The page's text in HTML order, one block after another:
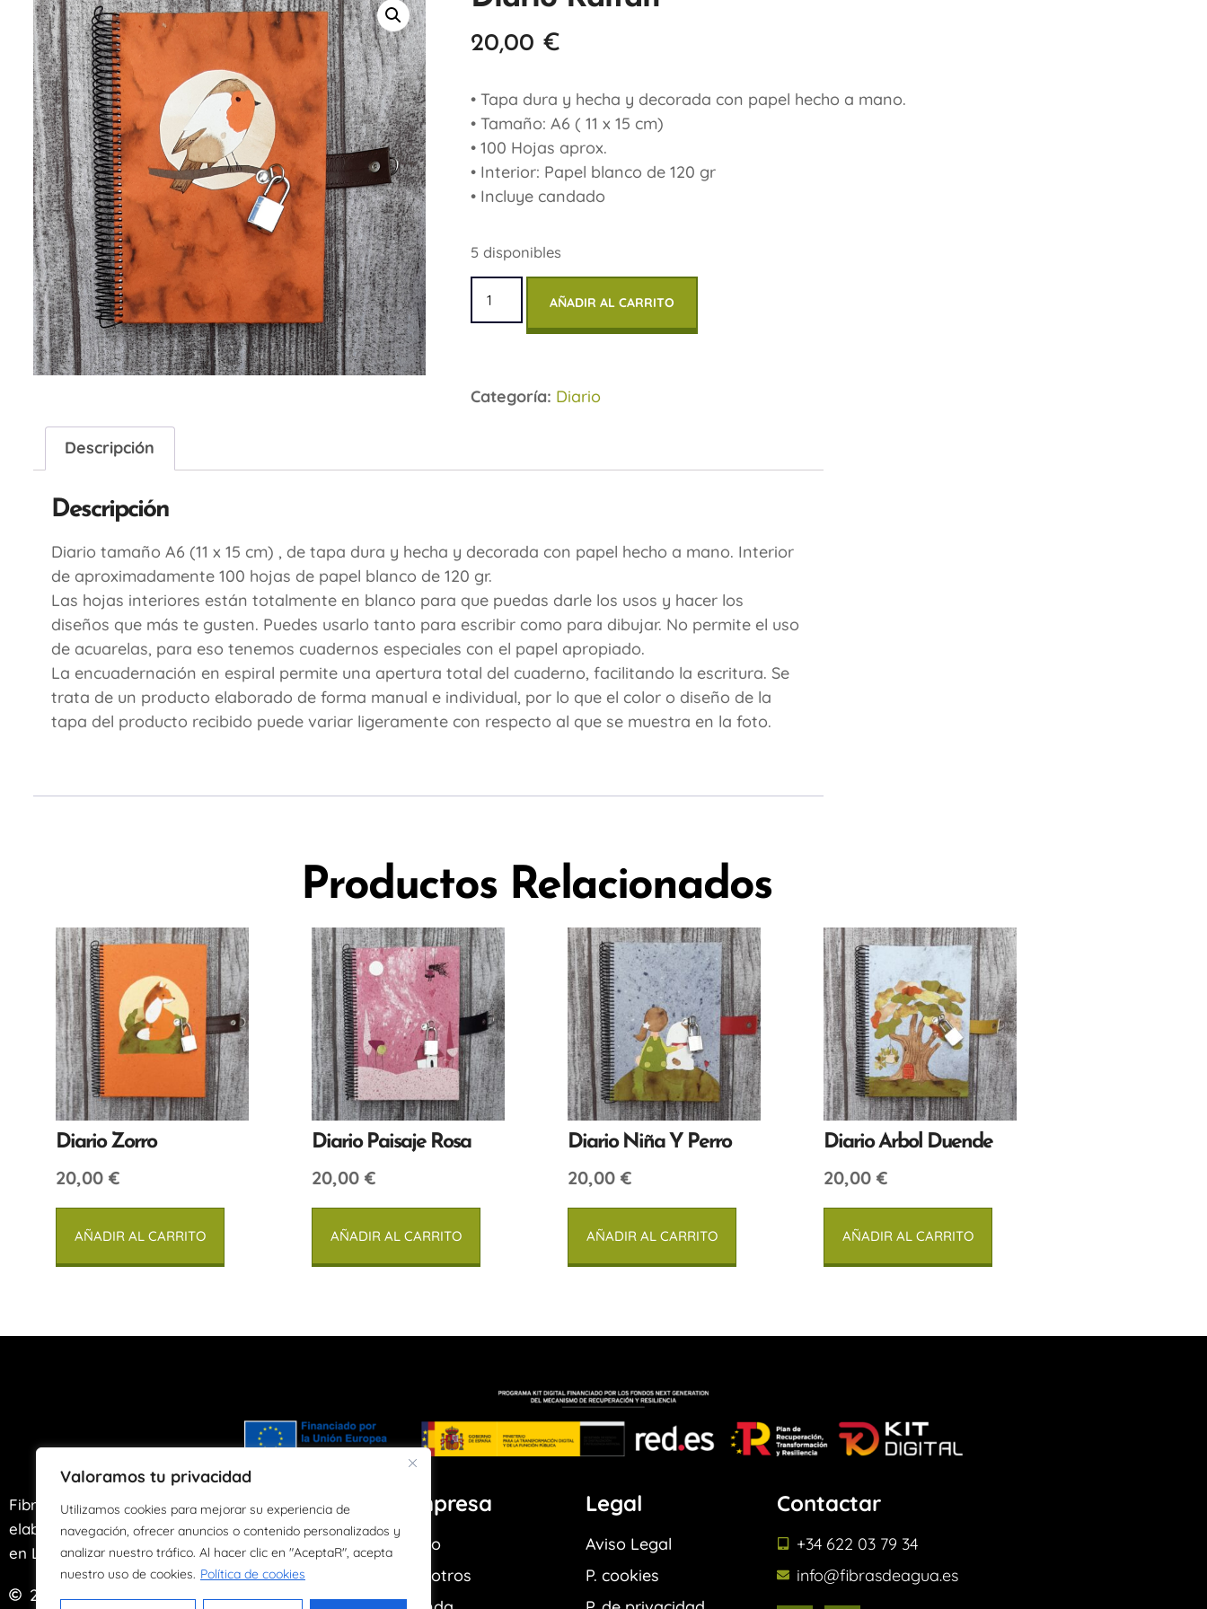
Valoramos tu privacidad
Utilizamos cookies para mejorar su experiencia de
navegación, ofrecer anuncios o contenido personalizados y
analizar nuestro tráfico. Al hacer clic en "AceptaR", acepta
nuestro uso de cookies. Política de cookies
20,00 €
• Tapa dura y hecha y decorada con papel hecho a mano.
• Tamaño: A6 ( 11 x 15 cm)
• 100 Hojas aprox.
• Interior: Papel blanco de 120 gr
• Incluye candado
5 disponibles
AÑADIR AL CARRITO
Categoría: Diario
Descripción
Descripción
Diario tamaño A6 (11 x 15 cm) , de tapa dura y hecha y decorada con papel hecho a mano. Interior
de aproximadamente 100 hojas de papel blanco de 120 gr.
Las hojas interiores están totalmente en blanco para que puedas darle los usos y hacer los
diseños que más te gusten. Puedes usarlo tanto para escribir como para dibujar. No permite el uso
de acuarelas, para eso tenemos cuadernos especiales con el papel apropiado.
La encuadernación en espiral permite una apertura total del cuaderno, facilitando la escritura. Se
trata de un producto elaborado de forma manual e individual, por lo que el color o diseño de la
tapa del producto recibido puede variar ligeramente con respecto al que se muestra en la foto.
Productos Relacionados
Diario Zorro
20,00 €
AÑADIR AL CARRITO
Diario Paisaje Rosa
20,00 €
AÑADIR AL CARRITO
Diario Niña Y Perro
20,00 €
AÑADIR AL CARRITO
Diario Arbol Duende
20,00 €
AÑADIR AL CARRITO
Fibras de Agua es un taller artesano de
elaboración y transformación de papel ubicado
en Llanes, Asturias desde el año 2004.
2024 Derechos reservados
Empresa
Inicio
Nosotros
Legal
Aviso Legal
P. cookies
Contactar
+34 622 03 79 34
info@fibrasdeagua.es